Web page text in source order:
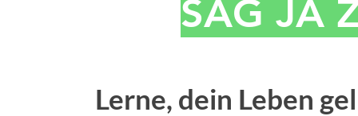
SAG JA
Lerne, dein Leben